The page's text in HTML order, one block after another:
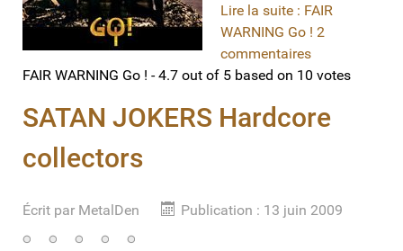
Lire la suite : FAIR
WARNING Go ! 2
commentaires
FAIR WARNING Go ! -4.7 out of 5 based on 10 votes
SATAN JOKERS Hardcore
collectors
Écrit par MetalDen Publication : 13 juin 2009